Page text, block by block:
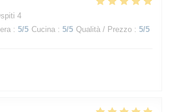
4
: 5/5 Cucina : 5/5 Qualità / Prezzo : 5/5